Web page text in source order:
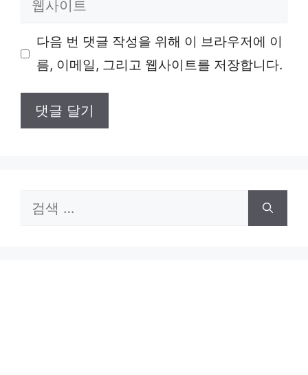
일
이 다음 번 댓글 작성을 위해 이 브라우저에 이
름, 이메일, 그리고 웹사이트를 저장합니다.
검